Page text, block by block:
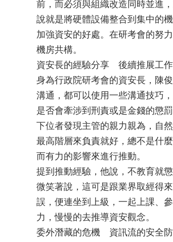
前，而必須與組織改造同時並進
說就是將硬體設備整合到集中的
加強資安的好處。在研考會的努
機房共構。
資安長的經驗分享 後續推展工
身為行政院研考會的資安長，陳
溝通，都可以使用一些溝通技巧
是否會牽涉到刑責或是金錢的懲
下位者發現主管的親力親為，自
最高階層來負責就好，總不是什
而有力的影響來進行推動。
提到推動經驗，他說，不教育就
微笑著說，這可是跟業界取經得
誤，便連坐到上級，一起上課、
力，慢慢的去推導資安觀念。
委外潛藏的危機 資訊流的安全